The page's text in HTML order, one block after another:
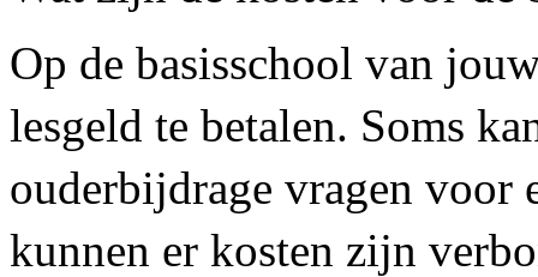
Op de basisschool van
lesgeld te betalen. Soms
ouderbijdrage vragen voor
kunnen er kosten zijn